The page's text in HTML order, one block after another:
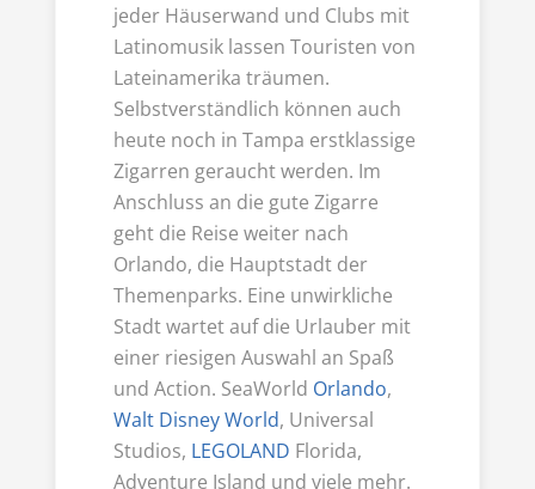
jeder Häuserwand und Clubs mit
Latinomusik lassen Touristen von
Lateinamerika träumen.
Selbstverständlich können auch
heute noch in Tampa erstklassige
Zigarren geraucht werden. Im
Anschluss an die gute Zigarre
geht die Reise weiter nach
Orlando, die Hauptstadt der
Themenparks. Eine unwirkliche
Stadt wartet auf die Urlauber mit
einer riesigen Auswahl an Spaß
und Action. SeaWorld Orlando,
Walt Disney World, Universal
Studios, LEGOLAND Florida,
Adventure Island und viele mehr.